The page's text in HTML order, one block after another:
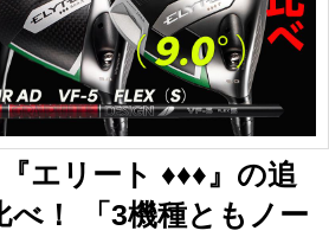
エリート ♦♦♦』の追
べ！ 「3機種ともノー